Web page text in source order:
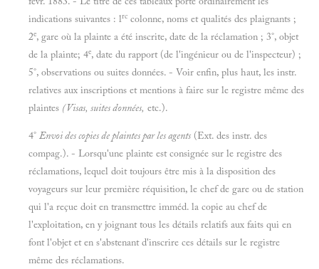
indications suivantes : lrc colonne, noms et qualités des plaignants ;
2e, gare où la plainte a été inscrite, date de la réclamation ; 3°, objet
de la plainte; 4e, date du rapport (de l'ingénieur ou de l'inspecteur) ;
5°, observations ou suites données. - Voir enfin, plus haut, les instr.
relatives aux inscriptions et mentions à faire sur le registre même des
plaintes (Visas, suites données, etc.).
4° Envoi des copies de plaintes par les agents (Ext. des instr. des
compag.). - Lorsqu'une plainte est consignée sur le registre des
réclamations, lequel doit toujours être mis à la disposition des
voyageurs sur leur première réquisition, le chef de gare ou de station
qui l'a reçue doit en transmettre imméd. la copie au chef de
l'exploitation, en y joignant tous les détails relatifs aux faits qui en
font l'objet et en s'abstenant d'inscrire ces détails sur le registre
même des réclamations.